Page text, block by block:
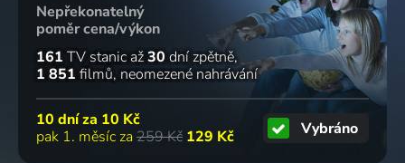
Nepřekonatelný
poměr cena/výkon
161 TV stanic až30 dní zpětně
1 851 filmů neomezené nahrávání
10 dní za 10 Kč
pak 1. měsíc za 259 Kč 129 Kč Vybráno